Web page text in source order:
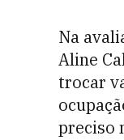
Na
Aline
trocar
preciso